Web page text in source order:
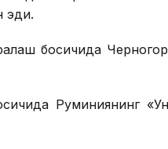
эди.
босқичида
Руминиянинг